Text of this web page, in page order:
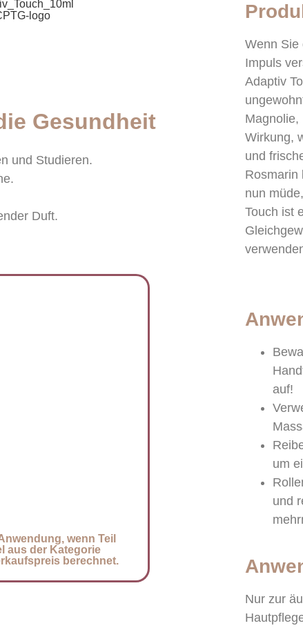
Gesundheit
und Studieren.
Duft.
wenn Teil
aus der Kategorie
berechnet.
Wenn Sie
Impuls
Adaptiv
Magnolie,
Wirkung,
und
Rosmarin
nun
Touch ist
auf!
um
und
Nur zur